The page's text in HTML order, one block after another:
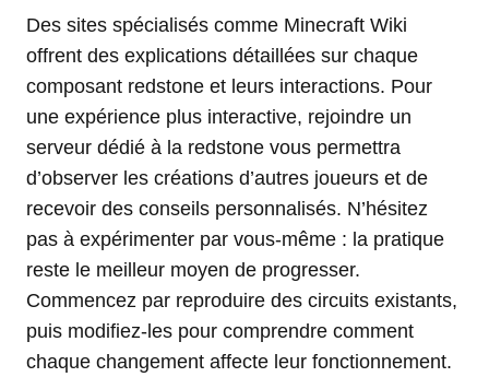
Des sites spécialisés comme Minecraft Wiki
offrent des explications détaillées sur chaque
composant redstone et leurs interactions. Pour
une expérience plus interactive, rejoindre un
serveur dédié à la redstone vous permettra
d’observer les créations d’autres joueurs et de
recevoir des conseils personnalisés. N’hésitez
pas à expérimenter par vous-même : la pratique
reste le meilleur moyen de progresser.
Commencez par reproduire des circuits existants,
puis modifiez-les pour comprendre comment
chaque changement affecte leur fonctionnement.